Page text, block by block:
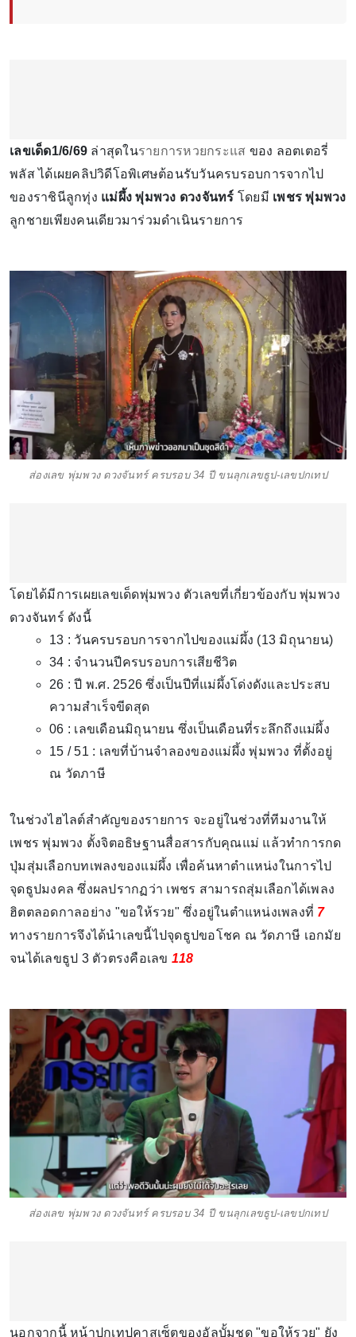
เลขเด็ด1/6/69 ล่าสุดในรายการหวยกระแส ของ ลอตเตอรี่
พลัส ได้เผยคลิปวิดีโอพิเศษต้อนรับวันครบรอบการจากไป
ของราชินีลูกทุ่ง แม่ผึ้ง พุ่มพวง ดวงจันทร์ โดยมี เพชร พุ่มพวง
ลูกชายเพียงคนเดียวมาร่วมดำเนินรายการ
ส่องเลข พุ่มพวง ดวงจันทร์ ครบรอบ 34 ปี ขนลุกเลขธูป-เลขปกเทป
โดยได้มีการเผยเลขเด็ดพุ่มพวง ตัวเลขที่เกี่ยวข้องกับ พุ่มพวง
ดวงจันทร์ ดังนี้
13 : วันครบรอบการจากไปของแม่ผึ้ง (13 มิถุนายน)
34 : จำนวนปีครบรอบการเสียชีวิต
26 : ปี พ.ศ. 2526 ซึ่งเป็นปีที่แม่ผึ้งโด่งดังและประสบ
ความสำเร็จขีดสุด
06 : เลขเดือนมิถุนายน ซึ่งเป็นเดือนที่ระลึกถึงแม่ผึ้ง
15 / 51 : เลขที่บ้านจำลองของแม่ผึ้ง พุ่มพวง ที่ตั้งอยู่
ณ วัดภาษี
ในช่วงไฮไลต์สำคัญของรายการ จะอยู่ในช่วงที่ทีมงานให้
เพชร พุ่มพวง ตั้งจิตอธิษฐานสื่อสารกับคุณแม่ แล้วทำการกด
ปุ่มสุ่มเลือกบทเพลงของแม่ผึ้ง เพื่อค้นหาตำแหน่งในการไป
จุดธูปมงคล ซึ่งผลปรากฏว่า เพชร สามารถสุ่มเลือกได้เพลง
ฮิตตลอดกาลอย่าง "ขอให้รวย" ซึ่งอยู่ในตำแหน่งเพลงที่ 7
ทางรายการจึงได้นำเลขนี้ไปจุดธูปขอโชค ณ วัดภาษี เอกมัย
จนได้เลขธูป 3 ตัวตรงคือเลข 118
ส่องเลข พุ่มพวง ดวงจันทร์ ครบรอบ 34 ปี ขนลุกเลขธูป-เลขปกเทป
นอกจากนี้ หน้าปกเทปคาสเซ็ตของอัลบั้มชุด "ขอให้รวย" ยัง